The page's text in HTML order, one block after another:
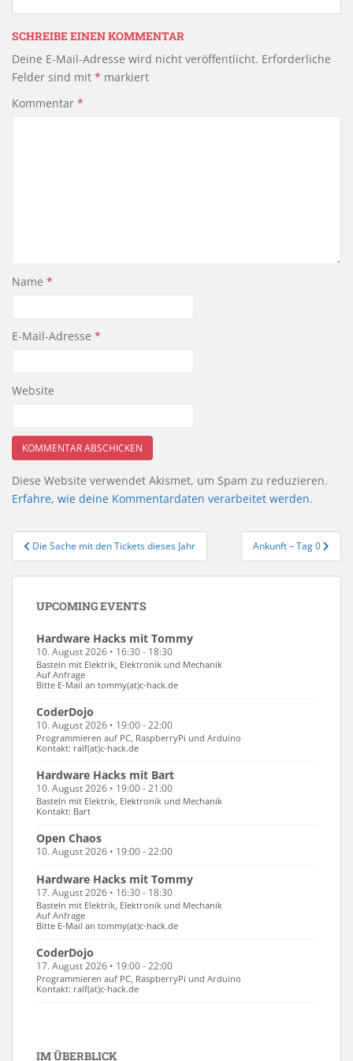
SCHREIBE EINEN KOMMENTAR
Deine E-Mail-Adresse wird nicht veröffentlicht. Erforderliche
Felder sind mit * markiert
Kommentar *
Name *
E-Mail-Adresse *
Website
Diese Website verwendet Akismet, um Spam zu reduzieren.
Erfahre, wie deine Kommentardaten verarbeitet werden.
Beitragsnavigation
Die Sache mit den Tickets dieses Jahr Ankunft – Tag 0
UPCOMING EVENTS
Hardware Hacks mit Tommy
10. August 2026 • 16:30 - 18:30
Basteln mit Elektrik, Elektronik und Mechanik
Auf Anfrage
Bitte E-Mail an tommy(at)c-hack.de
CoderDojo
10. August 2026 • 19:00 - 22:00
Programmieren auf PC, RaspberryPi und Arduino
Kontakt: ralf(at)c-hack.de
Hardware Hacks mit Bart
10. August 2026 • 19:00 - 21:00
Basteln mit Elektrik, Elektronik und Mechanik
Kontakt: Bart
Open Chaos
10. August 2026 • 19:00 - 22:00
Hardware Hacks mit Tommy
17. August 2026 • 16:30 - 18:30
Basteln mit Elektrik, Elektronik und Mechanik
Auf Anfrage
Bitte E-Mail an tommy(at)c-hack.de
CoderDojo
17. August 2026 • 19:00 - 22:00
Programmieren auf PC, RaspberryPi und Arduino
Kontakt: ralf(at)c-hack.de
IM ÜBERBLICK